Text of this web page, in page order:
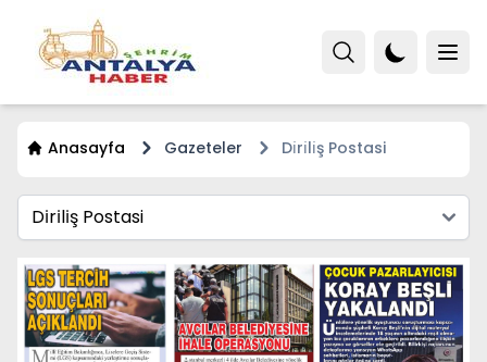
Anasayfa Gazeteler Di̇ri̇li̇ş Postasi